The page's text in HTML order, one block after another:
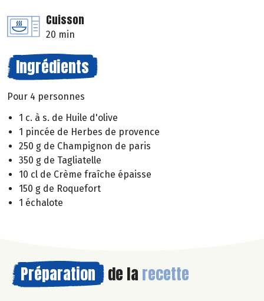
Cuisson
20 min
Ingrédients
Pour 4 personnes
1 c. à s. de Huile d'olive
1 pincée de Herbes de provence
250 g de Champignon de paris
350 g de Tagliatelle
10 cl de Crème fraîche épaisse
150 g de Roquefort
1 échalote
Préparation de la recette